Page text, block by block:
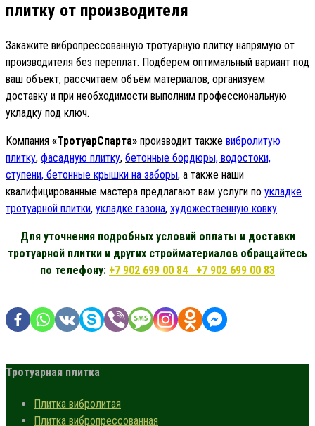
плитку от производителя
Закажите вибропрессованную тротуарную плитку напрямую от
производителя без переплат. Подберём оптимальный вариант под
ваш объект, рассчитаем объём материалов, организуем
доставку и при необходимости выполним профессиональную
укладку под ключ.
Компания «ТротуарСпарта» производит также вибролитую
плитку, фасадную плитку, бетонные бордюры, водостоки,
ступени, бетонные крышки на заборы, а также наши
квалифицированные мастера предлагают вам услуги по укладке
тротуарной плитки, укладке газона, художественную ковку.
Для уточнения подробных условий оплаты и доставки
тротуарной плитки и других стройматериалов обращайтесь
по телефону: +7 902 699 00 84 +7 902 699 00 83
Тротуарная плитка
Плитка вибролитая
Плитка вибропрессованная